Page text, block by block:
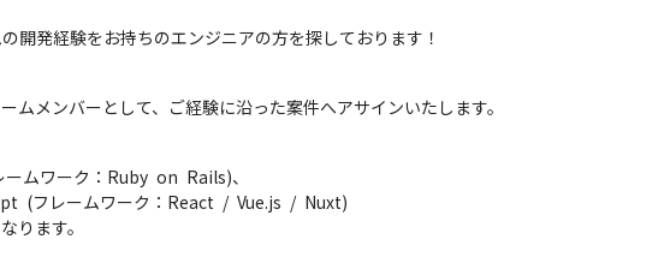
開発経験をお持ちのエンジニアの方を探しております！
ムメンバーとして、ご経験に沿った案件へアサインいたします。
ムワーク：Ruby on Rails)、
(フレームワーク：React / Vue.js / Nuxt)
ります。